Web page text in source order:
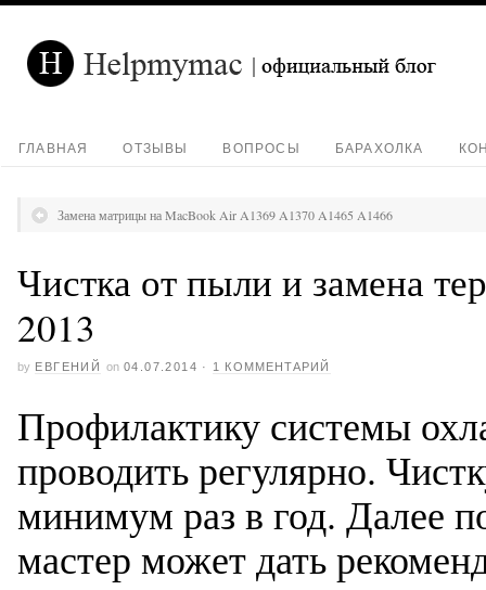
ГЛАВНАЯ ОТЗЫВЫ ВОПРОСЫ БАРАХОЛКА
Замена матрицы на MacBook Air A1369 A1370 A1465 A1466
Чистка от пыли и замена
2013
by ЕВГЕНИЙ on 04.07.2014 · 1 КОММЕНТАРИЙ
Профилактику системы
проводить регулярно.
минимум раз в год. Далее
мастер может дать